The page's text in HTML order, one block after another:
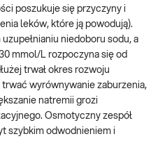
poszukuje się przyczyny i
leków, które ją powodują).
niedoboru sodu, a
mmol/L rozpoczyna się od
trwał okres rozwoju
wyrównywanie zaburzenia,
natremii grozi
Osmotyczny zespół
szybkim odwodnieniem i